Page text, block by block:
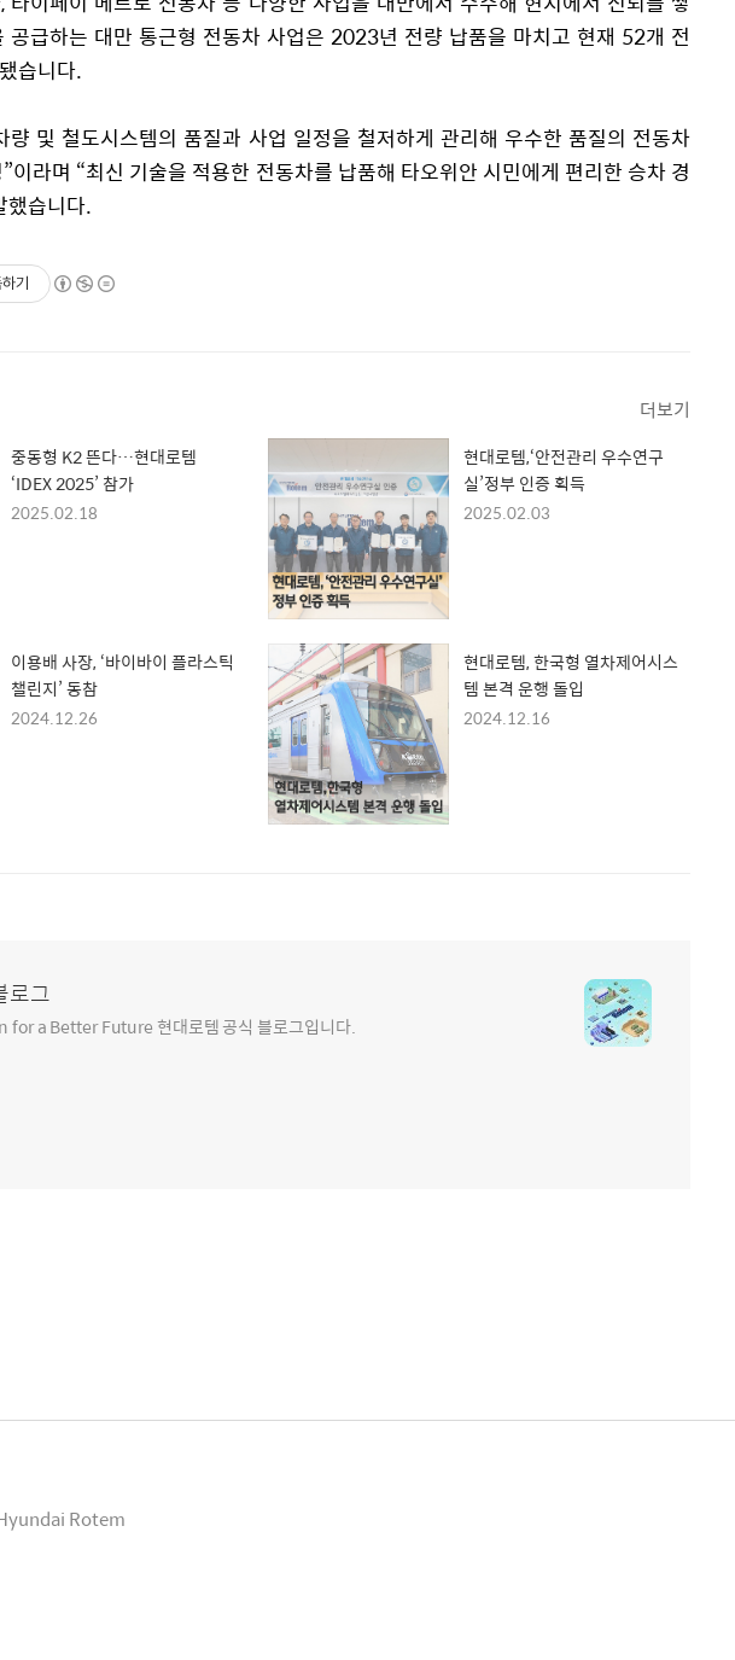
공급하는 대만 통근형 전동차 사업은 2023년 전량 납품을 마치고 현재 52개 전
습니다.
량 및 철도시스템의 품질과 사업 일정을 철저하게 관리해 우수한 품질의 전동차
이라며 “최신 기술을 적용한 전동차를 납품해 타오위안 시민에게 편리한 승차 경
했습니다.
기
더보기
중동형 K2 뜬다…현대로템
‘IDEX 2025’ 참가
2025.02.18
현대로템,‘안전관리 우수연구
실’정부 인증 획득
2025.02.03
이용배 사장, ‘바이바이 플라스틱
챌린지’ 동참
2024.12.26
현대로템, 한국형 열차제어시스
템 본격 운행 돌입
2024.12.16
로그
a Better Future 현대로템 공식 블로그입니다.
Rotem